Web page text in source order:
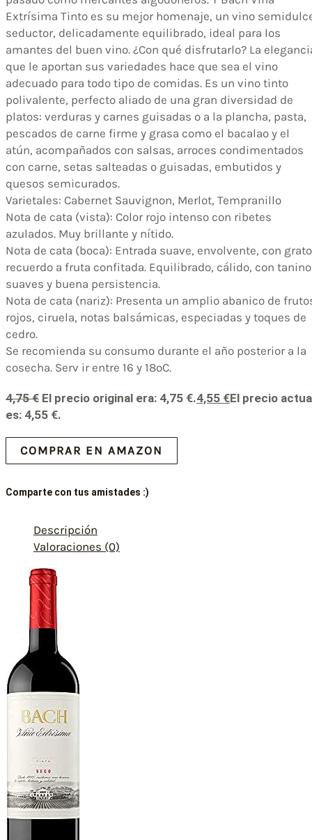
Extrísima Tinto es su mejor homenaje, un vino
seductor, delicadamente equilibrado, ideal para los
amantes del buen vino. ¿Con qué disfrutarlo? La
que le aportan sus variedades hace que sea el vino
adecuado para todo tipo de comidas. Es un vino tinto
polivalente, perfecto aliado de una gran diversidad de
platos: verduras y carnes guisadas o a la plancha, pasta,
pescados de carne firme y grasa como el bacalao y el
atún, acompañados con salsas, arroces condimentados
con carne, setas salteadas o guisadas, embutidos y
quesos semicurados.
Varietales: Cabernet Sauvignon, Merlot, Tempranillo
Nota de cata (vista): Color rojo intenso con ribetes
azulados. Muy brillante y nítido.
Nota de cata (boca): Entrada suave, envolvente, con grato
recuerdo a fruta confitada. Equilibrado, cálido, con
suaves y buena persistencia.
Nota de cata (nariz): Presenta un amplio abanico de
rojos, ciruela, notas balsámicas, especiadas y toques de
cedro.
Se recomienda su consumo durante el año posterior a la
cosecha. Serv ir entre 16 y 18ºC.
4,75€ El precio original era: 4,75 €.4,55 €El precio
es: 4,55 €.
COMPRAR EN AMAZON
Comparte con tus amistades :)
Descripción
Valoraciones (0)